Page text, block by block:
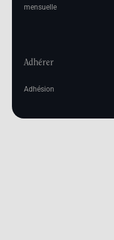
mensuelle
Adhérer
Adhésion